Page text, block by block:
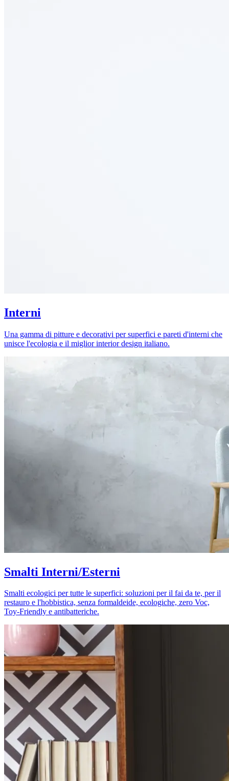
Interni
Una gamma di pitture e decorativi per superfici e pareti d'interni che
unisce l'ecologia e il miglior interior design italiano.
Smalti Interni/Esterni
Smalti ecologici per tutte le superfici: soluzioni per il fai da te, per il
restauro e l'hobbistica, senza formaldeide, ecologiche, zero Voc,
Toy-Friendly e antibatteriche.